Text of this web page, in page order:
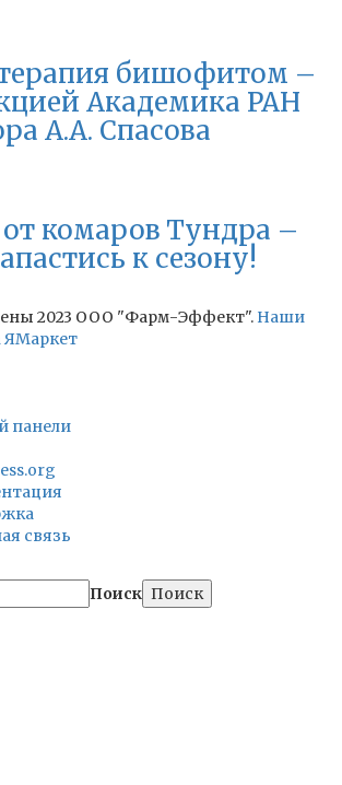
бишофитом –
Академика РАН
А.А. Спасова
от комаров Тундра –
к сезону!
2023 ООО "Фарм-Эффект". Наши
ЯМаркет
панели
связь
Поиск